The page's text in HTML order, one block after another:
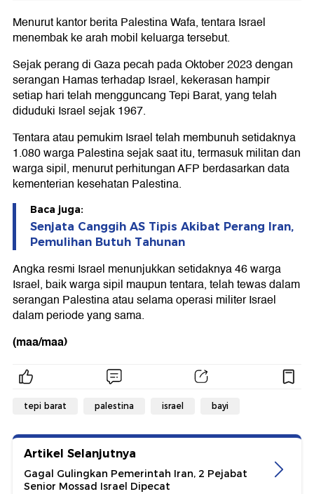
Menurut kantor berita Palestina Wafa, tentara Israel
menembak ke arah mobil keluarga tersebut.
Sejak perang di Gaza pecah pada Oktober 2023 dengan
serangan Hamas terhadap Israel, kekerasan hampir
setiap hari telah mengguncang Tepi Barat, yang telah
diduduki Israel sejak 1967.
Tentara atau pemukim Israel telah membunuh setidaknya
1.080 warga Palestina sejak saat itu, termasuk militan dan
warga sipil, menurut perhitungan AFP berdasarkan data
kementerian kesehatan Palestina.
Baca juga:
Senjata Canggih AS Tipis Akibat Perang Iran,
Pemulihan Butuh Tahunan
Angka resmi Israel menunjukkan setidaknya 46 warga
Israel, baik warga sipil maupun tentara, telah tewas dalam
serangan Palestina atau selama operasi militer Israel
dalam periode yang sama.
(maa/maa)
tepi barat palestina israel bayi
Artikel Selanjutnya
Gagal Gulingkan Pemerintah Iran, 2 Pejabat
Senior Mossad Israel Dipecat